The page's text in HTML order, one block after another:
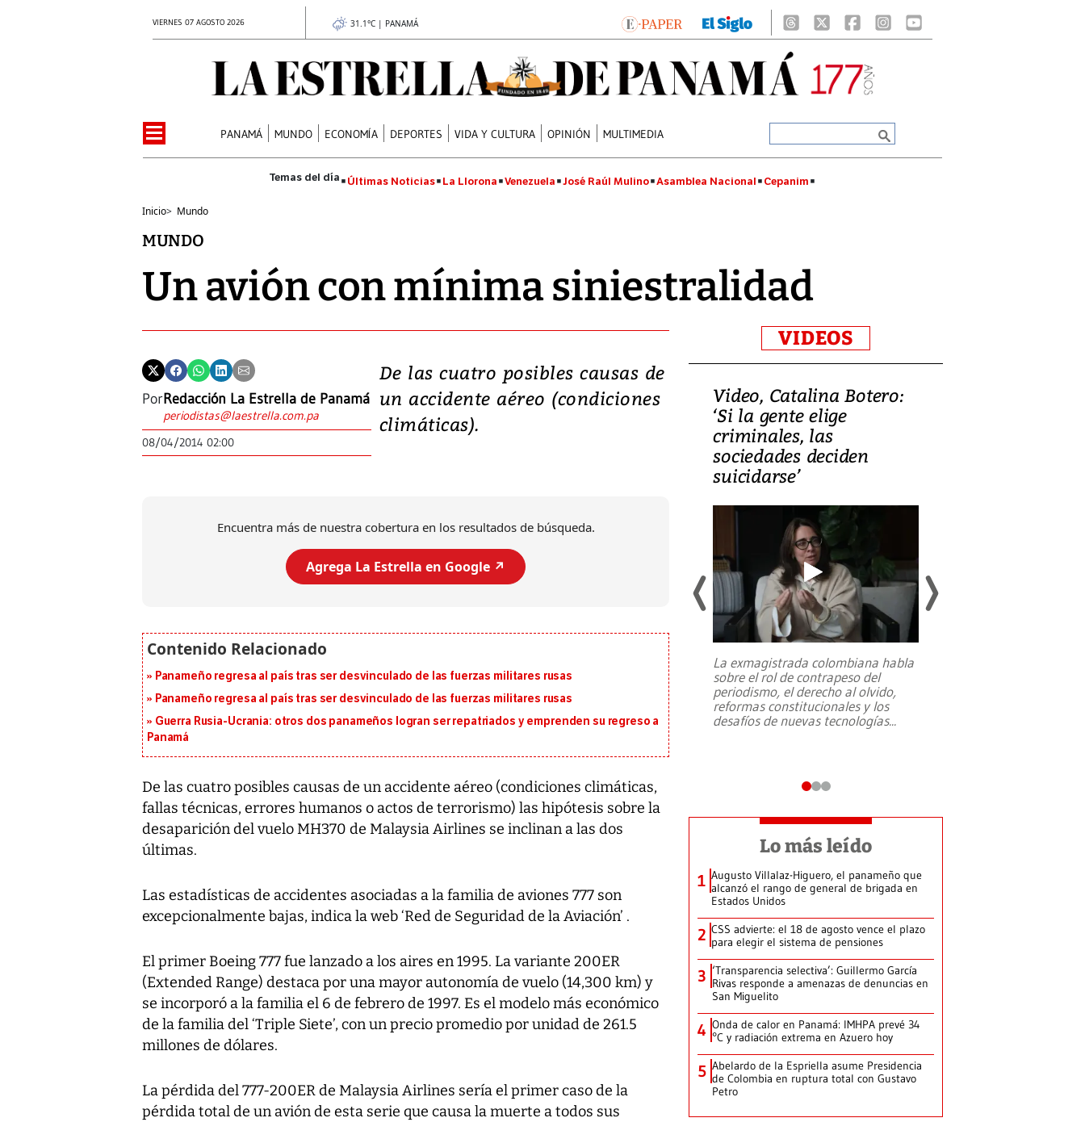
VIERNES 07 AGOSTO 2026 31.1°C | PANAMÁ
PANAMÁ MUNDO ECONOMÍA DEPORTES VIDA Y CULTURA OPINIÓN MULTIMEDIA
Últimas Noticias La Llorona Venezuela José Raúl Mulino Asamblea Nacional Cepanim
Inicio> Mundo
MUNDO
Un avión con mínima siniestralidad
PorRedacción La Estrella de Panamá
periodistas@laestrella.com.pa
08/04/2014 02:00
De las cuatro posibles causas de
un accidente aéreo (condiciones
climáticas).
Encuentra más de nuestra cobertura en los resultados de búsqueda.
Agrega La Estrella en Google ↗️
Panameño regresa al país tras ser desvinculado de las fuerzas militares rusas
Panameño regresa al país tras ser desvinculado de las fuerzas militares rusas
Guerra Rusia-Ucrania: otros dos panameños logran ser repatriados y emprenden su regreso a
Panamá
De las cuatro posibles causas de un accidente aéreo (condiciones climáticas,
fallas técnicas, errores humanos o actos de terrorismo) las hipótesis sobre la
desaparición del vuelo MH370 de Malaysia Airlines se inclinan a las dos
últimas.
Las estadísticas de accidentes asociadas a la familia de aviones 777 son
excepcionalmente bajas, indica la web ‘Red de Seguridad de la Aviación’ .
El primer Boeing 777 fue lanzado a los aires en 1995. La variante 200ER
(Extended Range) destaca por una mayor autonomía de vuelo (14,300 km) y
se incorporó a la familia el 6 de febrero de 1997. Es el modelo más económico
de la familia del ‘Triple Siete’, con un precio promedio por unidad de 261.5
millones de dólares.
La pérdida del 777-200ER de Malaysia Airlines sería el primer caso de la
pérdida total de un avión de esta serie que causa la muerte a todos sus
VIDEOS
Video, Japón: Terremoto
deja heridos y graves
daños en Kumamoto
7,1 se registró este martes 28 de
emergencia de gran
Video, Catalina Botero:
‘Si la gente elige
criminales, las
sociedades deciden
suicidarse’
La exmagistrada colombiana habla
sobre el rol de contrapeso del
periodismo, el derecho al olvido,
reformas constitucionales y los
desafíos de nuevas tecnologías...
Lo más leído
1 Augusto Villalaz-Higuero, el panameño que
alcanzó el rango de general de brigada en
Estados Unidos
2 CSS advierte: el 18 de agosto vence el plazo
para elegir el sistema de pensiones
3 ‘Transparencia selectiva’: Guillermo García
Rivas responde a amenazas de denuncias en
San Miguelito
4 Onda de calor en Panamá: IMHPA prevé 34
°C y radiación extrema en Azuero hoy
5 Abelardo de la Espriella asume Presidencia
de Colombia en ruptura total con Gustavo
Petro